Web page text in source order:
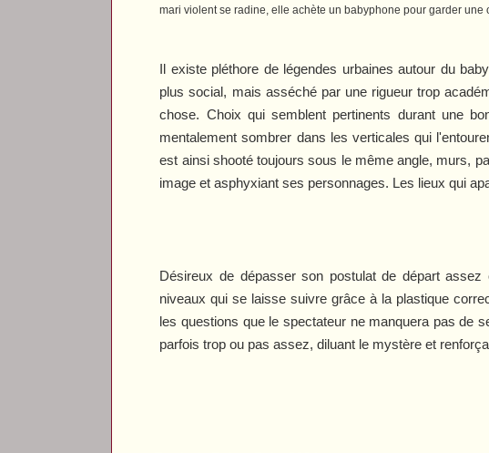
mari violent se radine, elle achète un babyphone pour garder
Il existe pléthore de légendes urbaines autour du
plus social, mais asséché par une rigueur trop
chose. Choix qui semblent pertinents durant une
mentalement sombrer dans les verticales qui
est ainsi shooté toujours sous le même angle, murs,
image et asphyxiant ses personnages. Les lieux qui
Désireux de dépasser son postulat de départ
niveaux qui se laisse suivre grâce à la plastique
les questions que le spectateur ne manquera pas de
parfois trop ou pas assez, diluant le mystère et